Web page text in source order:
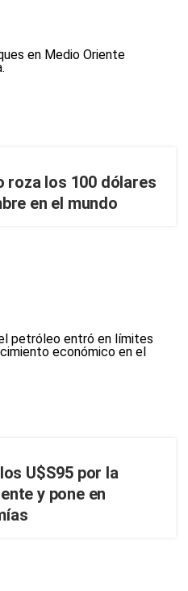
roza los 100 dólares
en el mundo
U$S95 por la
y pone en